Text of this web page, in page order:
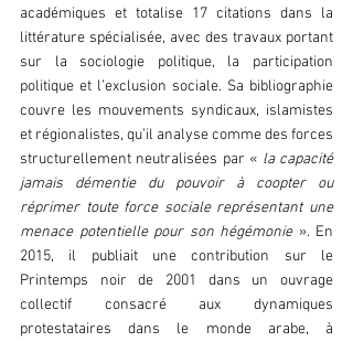
académiques et totalise 17 citations dans la
littérature spécialisée, avec des travaux portant
sur la sociologie politique, la participation
politique et l’exclusion sociale. Sa bibliographie
couvre les mouvements syndicaux, islamistes
et régionalistes, qu’il analyse comme des forces
structurellement neutralisées par « la capacité
jamais démentie du pouvoir à coopter ou
réprimer toute force sociale représentant une
menace potentielle pour son hégémonie ». En
2015, il publiait une contribution sur le
Printemps noir de 2001 dans un ouvrage
collectif consacré aux dynamiques
protestataires dans le monde arabe, à